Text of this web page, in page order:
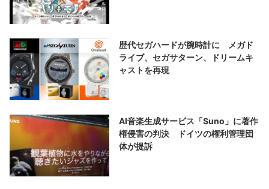
歴代セガハードが腕時計に メガド
ライブ、セガサターン、ドリームキ
ャストを再現
AI音楽生成サービス「Suno」に著作
権侵害の判決 ドイツの権利管理団
体が提訴